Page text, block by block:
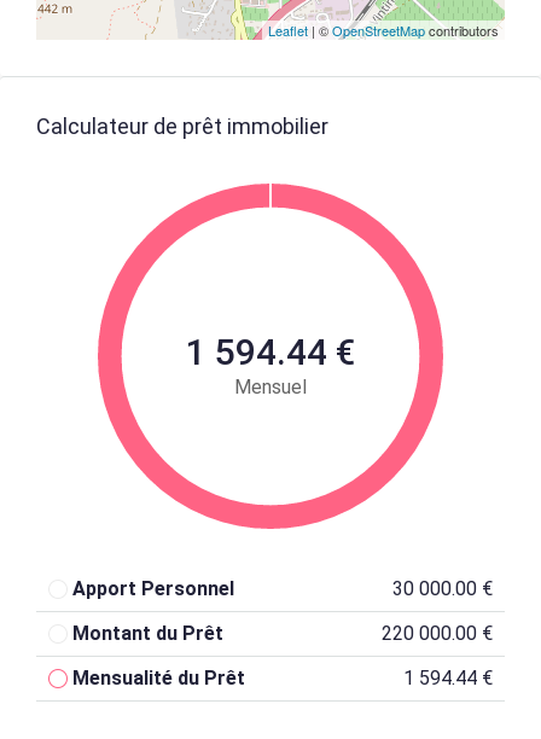
Leaflet | ©OpenStreetMapcontributors
Calculateur de prêt immobilier
1 594.44 €
Mensuel
Apport Personnel
30 000.00 €
Montant du Prêt
220 000.00 €
Mensualité du Prêt
1 594.44 €